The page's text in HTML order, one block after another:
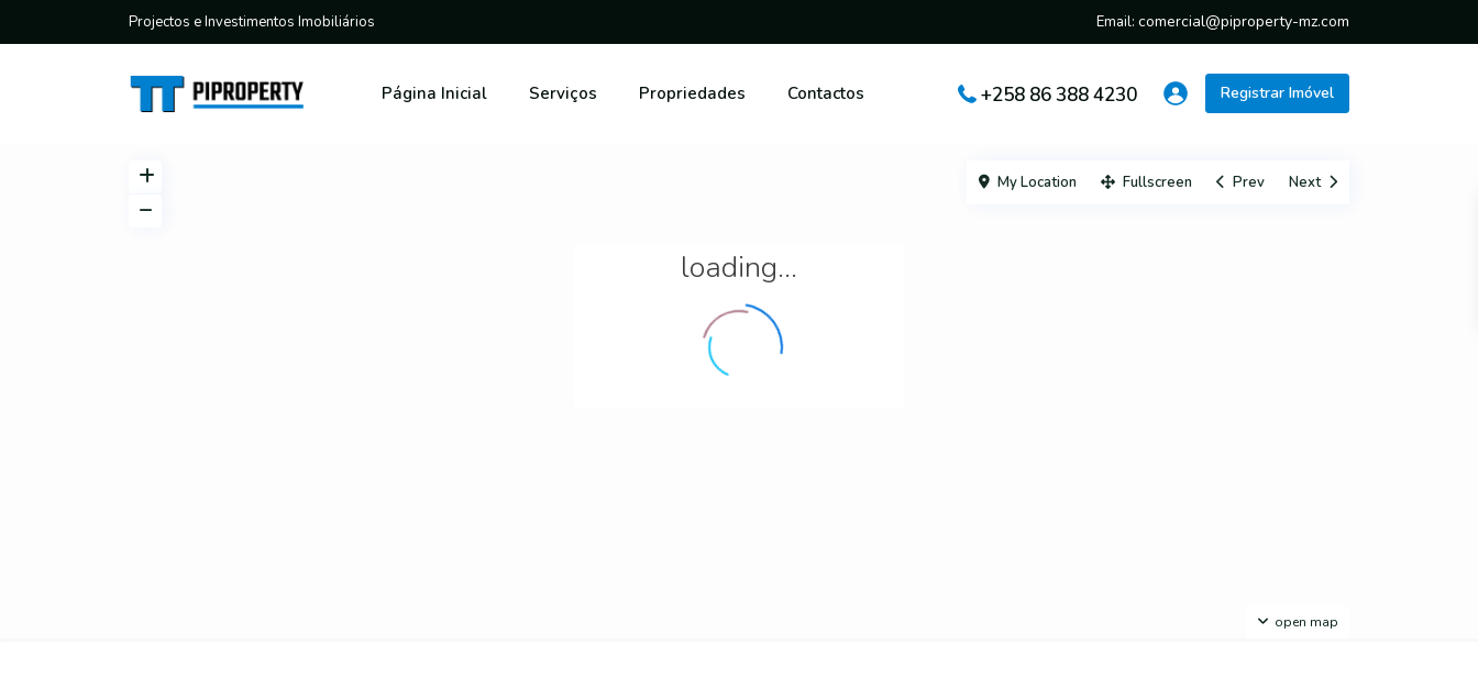
Projectos e Investimentos Imobiliários Email:comercial@piproperty-mz.com
Página Inicial Serviços Propriedades Contactos +258 86 388 4230 Registrar Imóvel
loading...
open map
My Location Fullscreen Prev Next